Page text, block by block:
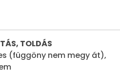
TOLDÁS
(függöny nem megy át),